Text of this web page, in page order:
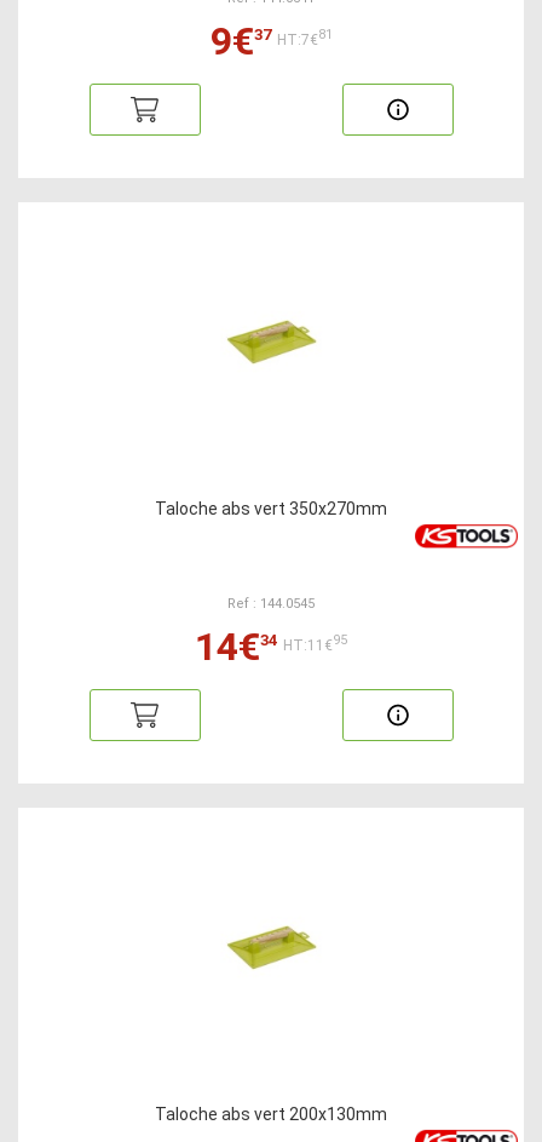
9€37 HT:7€81
Taloche abs vert 350x270mm
Ref : 144.0545
14€34 HT:11€95
Taloche abs vert 200x130mm